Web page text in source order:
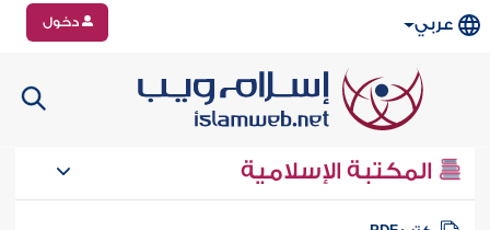
عربي دخول
المكتبة الإسلامية